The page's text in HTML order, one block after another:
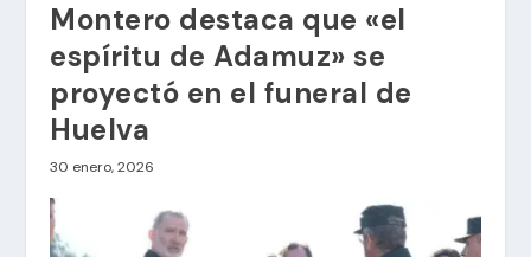
Montero destaca que «el
espíritu de Adamuz» se
proyectó en el funeral de
Huelva
30 enero, 2026